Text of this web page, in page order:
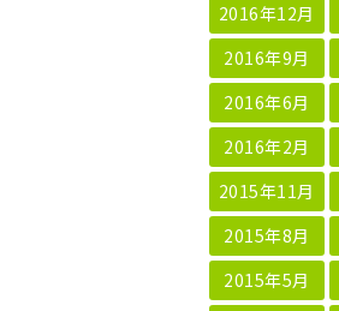
2016年12月
2016年9月
2016年6月
2016年2月
2015年11月
2015年8月
2015年5月